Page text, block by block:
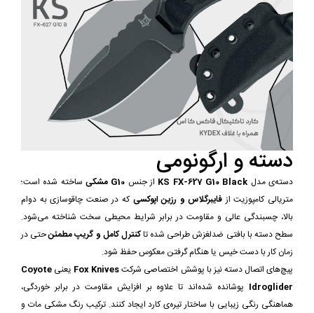
دسته و ارگونومی
دسته‌ی مدل KS FX-627 G10 Black از جنس G10 مشکی
ساخته شده است؛
متریالی کامپوزیت از فایبرگلاس و رزین اپوکسی که در صنعت چاقوسازی به دوام
بالا، چسبندگی عالی و مقاومت در برابر شرایط محیطی سخت شناخته می‌شود.
سطح دسته با بافتی ضدلغزش طراحی شده تاکنترل کامل و گریپ مطمئنحتی در
زمان کار با دست خیس یا هنگام گرفتن معکوس حفظ شود.
پیچ‌های اتصال دسته نیز با پوشش اختصاصی شرکتFox Knives یعنی Coyote
Idroglider پوشانده شده‌اند تا علاوه بر افزایش مقاومت در برابر خوردگی،
هماهنگی رنگی زیبایی با ساختار تیره‌ی کارد ایجاد کنند. ترکیب رنگ مشکی مات و